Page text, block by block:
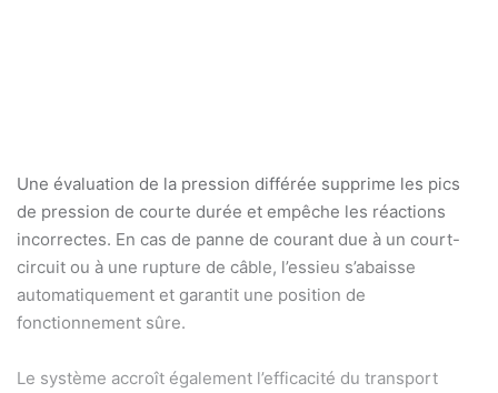
Une évaluation de la pression différée supprime les pics
de pression de courte durée et empêche les réactions
incorrectes. En cas de panne de courant due à un court-
circuit ou à une rupture de câble, l’essieu s’abaisse
automatiquement et garantit une position de
fonctionnement sûre.
Le système accroît également l’efficacité du transport